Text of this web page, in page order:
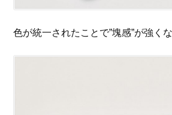
色が統一されたことで”塊感”が強く